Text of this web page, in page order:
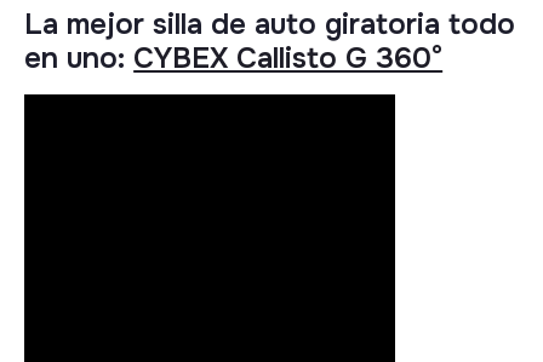
La mejor silla de auto giratoria todo
en uno: CYBEX Callisto G 360°